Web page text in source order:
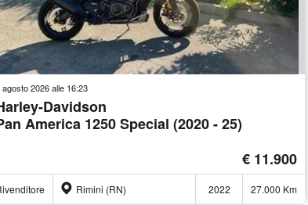
agosto 2026 alle 16:23
Davidson
America 1250 Special (2020 - 25)
€ 11.900
Rimini (RN) 2022 27.000 Km